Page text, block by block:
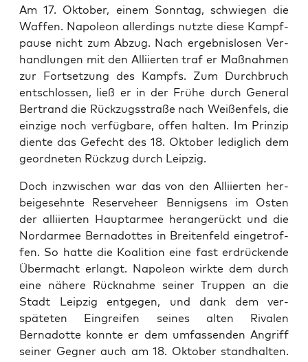
Am 17. Okto­ber, einem Son­ntag, schwiegen die
Waf­fen. Napoleon allerd­ings nutzte diese Kampf­
pause nicht zum Abzug. Nach ergeb­nis­losen Ver­
hand­lun­gen mit den Alli­ierten traf er Maß­nah­men
zur Fort­set­zung des Kampfs. Zum Durch­bruch
entschlossen, ließ er in der Frühe durch Gen­er­al
Bertrand die Rück­zugsstraße nach Weißen­fels, die
einzige noch ver­füg­bare, offen hal­ten. Im Prinzip
diente das Gefecht des 18. Okto­ber lediglich dem
geord­neten Rück­zug durch Leipzig.
Doch inzwis­chen war das von den Alli­ierten her­
beige­sehnte Reserve­heer Ben­nigsens im Osten
der alli­ierten Haup­tarmee herangerückt und die
Nor­darmee Bernadottes in Bre­it­en­feld eingetrof­
fen. So hat­te die Koali­tion eine fast erdrück­ende
Über­ma­cht erlangt. Napoleon wirk­te dem durch
eine nähere Rück­nahme sein­er Trup­pen an die
Stadt Leipzig ent­ge­gen, und dank dem ver­
späteten Ein­greifen seines alten Rivalen
Bernadotte kon­nte er dem umfassenden Angriff
sein­er Geg­n­er auch am 18. Okto­ber stand­hal­ten.